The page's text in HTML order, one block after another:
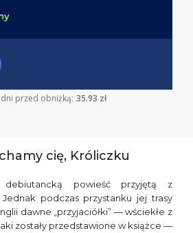
przed obniżką: 35.93 zł
cię, Króliczku
debiutancką powieść przyjętą z
podczas przystanku jej trasy
dawne „przyjaciółki” — wściekłe z
zostały przedstawione w książce —